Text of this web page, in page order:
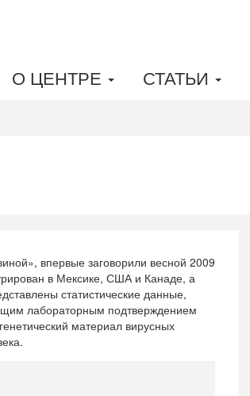
О ЦЕНТРЕ СТАТЬИ
впервые заговорили весной 2009
в Мексике, США и Канаде, а
статистические данные,
лабораторным подтверждением
материал вирусных